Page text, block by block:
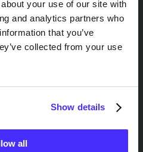
your use of our site with
and analytics partners who
that you’ve
collected from your use
Show details
all